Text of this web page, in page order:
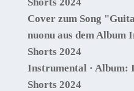
Cover zum Song
nuonu aus dem Album
Shorts 2024
Instrumental · Album:
Shorts 2024